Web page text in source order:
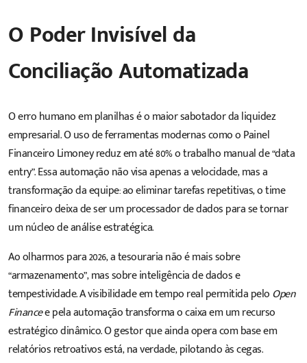
O Poder Invisível da
Conciliação Automatizada
O erro humano em planilhas é o maior sabotador da liquidez
empresarial. O uso de ferramentas modernas como o Painel
Financeiro Limoney reduz em até 80% o trabalho manual de “data
entry”. Essa automação não visa apenas a velocidade, mas a
transformação da equipe: ao eliminar tarefas repetitivas, o time
financeiro deixa de ser um processador de dados para se tornar
um núcleo de análise estratégica.
Ao olharmos para 2026, a tesouraria não é mais sobre
“armazenamento”, mas sobre inteligência de dados e
tempestividade. A visibilidade em tempo real permitida peloOpen
Financee pela automação transforma o caixa em um recurso
estratégico dinâmico. O gestor que ainda opera com base em
relatórios retroativos está, na verdade, pilotando às cegas.